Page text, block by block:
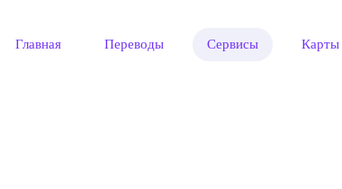
Главная Переводы Сервисы Карты